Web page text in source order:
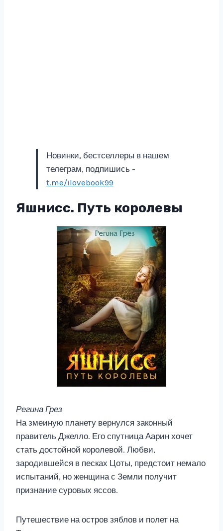
Новинки, бестселлеры в нашем
телеграм, подпишись -
t.me/ilovebook99
Яшнисс. Путь королевы
Регина Грез
На змеиную планету вернулся законный
правитель Джелло. Его спутница Аарин хочет
стать достойной королевой. Любви,
зародившейся в песках Цоты, предстоит немало
испытаний, но женщина с Земли получит
признание суровых яссов.
Путешествие на остров зяблов и полет на